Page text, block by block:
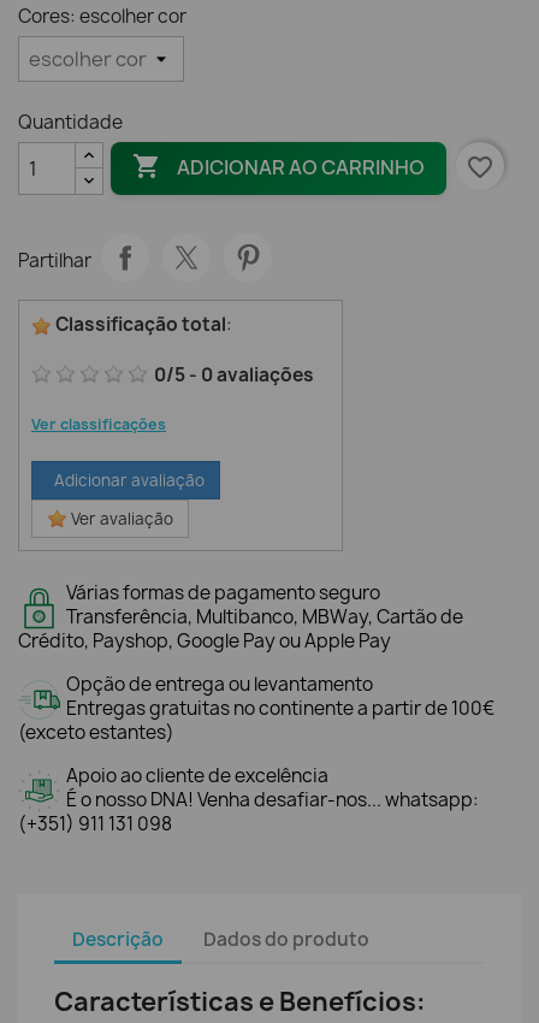
Cores: escolher cor
Quantidade
 ADICIONAR AO CARRINHO favorite_border
Partilhar
Classificação total:
0/5- 0avaliações
Ver classificações
Adicionar avaliação
Ver avaliação
Várias formas de pagamento seguro
Transferência, Multibanco, MBWay, Cartão de
Crédito, Payshop, Google Pay ou Apple Pay
Opção de entrega ou levantamento
Entregas gratuitas no continente a partir de 100€
(exceto estantes)
Apoio ao cliente de excelência
É o nosso DNA! Venha desafiar-nos... whatsapp:
(+351) 911 131 098
Descrição Dados do produto
Características e Benefícios: